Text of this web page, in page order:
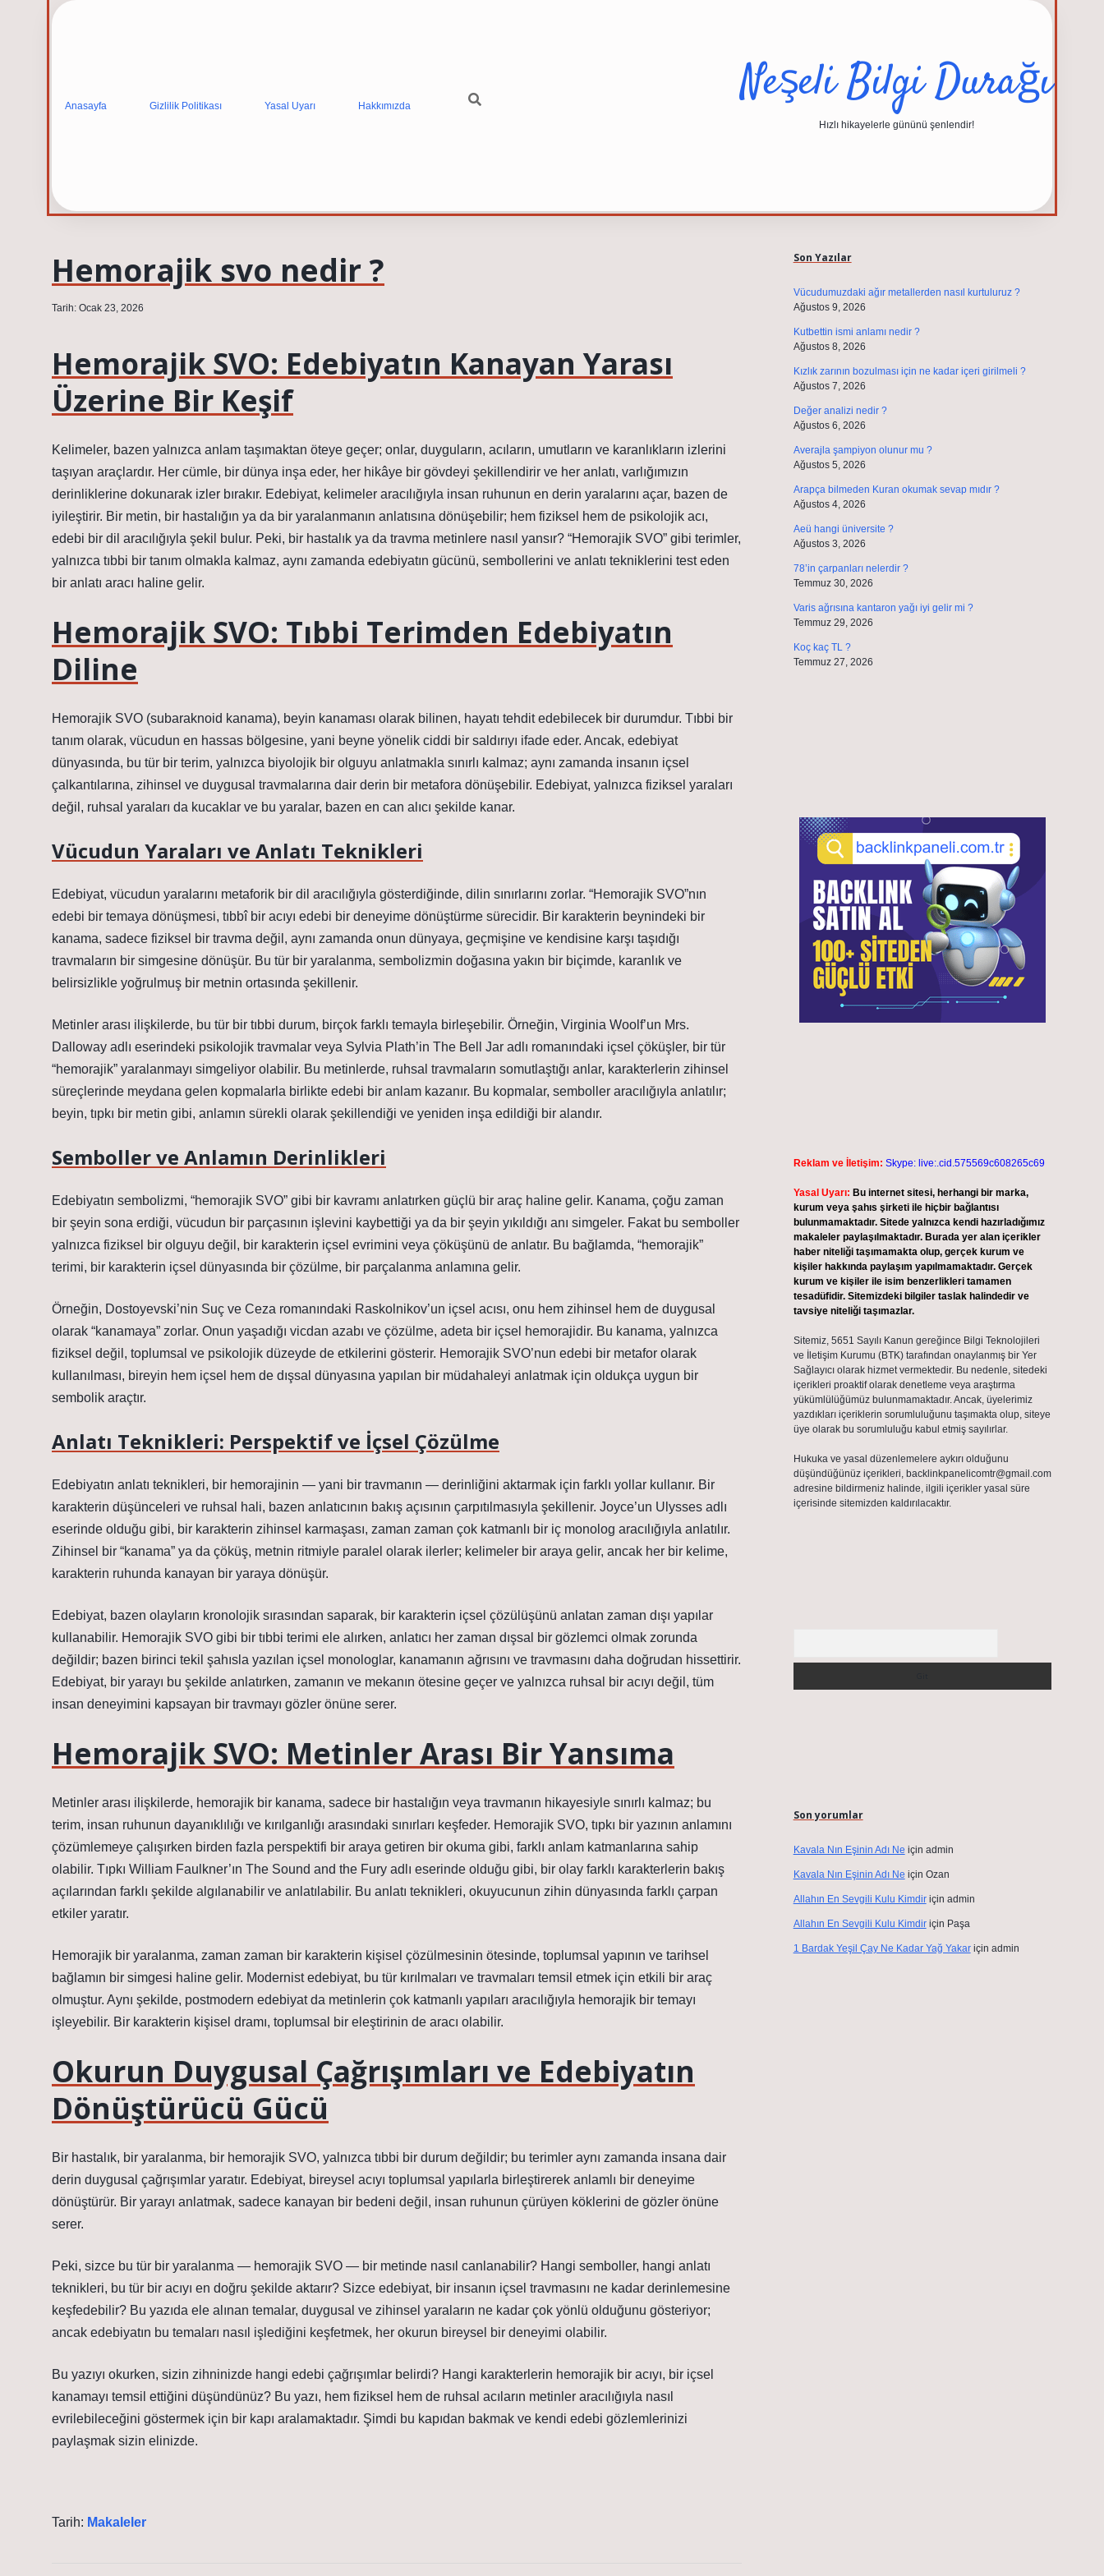
Anasayfa Gizlilik Politikası Yasal Uyarı Hakkımızda Neşeli Bilgi Durağı
Hızlı hikayelerle gününü şenlendir!
Hemorajik svo nedir ?
Tarih: Ocak 23, 2026
Hemorajik SVO: Edebiyatın Kanayan Yarası
Üzerine Bir Keşif
Kelimeler, bazen yalnızca anlam taşımaktan öteye geçer; onlar, duyguların, acıların, umutların ve karanlıkların izlerini
taşıyan araçlardır. Her cümle, bir dünya inşa eder, her hikâye bir gövdeyi şekillendirir ve her anlatı, varlığımızın
derinliklerine dokunarak izler bırakır. Edebiyat, kelimeler aracılığıyla insan ruhunun en derin yaralarını açar, bazen de
iyileştirir. Bir metin, bir hastalığın ya da bir yaralanmanın anlatısına dönüşebilir; hem fiziksel hem de psikolojik acı,
edebi bir dil aracılığıyla şekil bulur. Peki, bir hastalık ya da travma metinlere nasıl yansır? “Hemorajik SVO” gibi terimler,
yalnızca tıbbi bir tanım olmakla kalmaz, aynı zamanda edebiyatın gücünü, sembollerini ve anlatı tekniklerini test eden
bir anlatı aracı haline gelir.
Hemorajik SVO: Tıbbi Terimden Edebiyatın
Diline
Hemorajik SVO (subaraknoid kanama), beyin kanaması olarak bilinen, hayatı tehdit edebilecek bir durumdur. Tıbbi bir
tanım olarak, vücudun en hassas bölgesine, yani beyne yönelik ciddi bir saldırıyı ifade eder. Ancak, edebiyat
dünyasında, bu tür bir terim, yalnızca biyolojik bir olguyu anlatmakla sınırlı kalmaz; aynı zamanda insanın içsel
çalkantılarına, zihinsel ve duygusal travmalarına dair derin bir metafora dönüşebilir. Edebiyat, yalnızca fiziksel yaraları
değil, ruhsal yaraları da kucaklar ve bu yaralar, bazen en can alıcı şekilde kanar.
Vücudun Yaraları ve Anlatı Teknikleri
Edebiyat, vücudun yaralarını metaforik bir dil aracılığıyla gösterdiğinde, dilin sınırlarını zorlar. “Hemorajik SVO”nın
edebi bir temaya dönüşmesi, tıbbî bir acıyı edebi bir deneyime dönüştürme sürecidir. Bir karakterin beynindeki bir
kanama, sadece fiziksel bir travma değil, aynı zamanda onun dünyaya, geçmişine ve kendisine karşı taşıdığı
travmaların bir simgesine dönüşür. Bu tür bir yaralanma, sembolizmin doğasına yakın bir biçimde, karanlık ve
belirsizlikle yoğrulmuş bir metnin ortasında şekillenir.
Metinler arası ilişkilerde, bu tür bir tıbbi durum, birçok farklı temayla birleşebilir. Örneğin, Virginia Woolf’un Mrs.
Dalloway adlı eserindeki psikolojik travmalar veya Sylvia Plath’in The Bell Jar adlı romanındaki içsel çöküşler, bir tür
“hemorajik” yaralanmayı simgeliyor olabilir. Bu metinlerde, ruhsal travmaların somutlaştığı anlar, karakterlerin zihinsel
süreçlerinde meydana gelen kopmalarla birlikte edebi bir anlam kazanır. Bu kopmalar, semboller aracılığıyla anlatılır;
beyin, tıpkı bir metin gibi, anlamın sürekli olarak şekillendiği ve yeniden inşa edildiği bir alandır.
Semboller ve Anlamın Derinlikleri
Edebiyatın sembolizmi, “hemorajik SVO” gibi bir kavramı anlatırken güçlü bir araç haline gelir. Kanama, çoğu zaman
bir şeyin sona erdiği, vücudun bir parçasının işlevini kaybettiği ya da bir şeyin yıkıldığı anı simgeler. Fakat bu semboller
yalnızca fiziksel bir olguyu değil, bir karakterin içsel evrimini veya çöküşünü de anlatır. Bu bağlamda, “hemorajik”
terimi, bir karakterin içsel dünyasında bir çözülme, bir parçalanma anlamına gelir.
Örneğin, Dostoyevski’nin Suç ve Ceza romanındaki Raskolnikov’un içsel acısı, onu hem zihinsel hem de duygusal
olarak “kanamaya” zorlar. Onun yaşadığı vicdan azabı ve çözülme, adeta bir içsel hemorajidir. Bu kanama, yalnızca
fiziksel değil, toplumsal ve psikolojik düzeyde de etkilerini gösterir. Hemorajik SVO’nun edebi bir metafor olarak
kullanılması, bireyin hem içsel hem de dışsal dünyasına yapılan bir müdahaleyi anlatmak için oldukça uygun bir
sembolik araçtır.
Anlatı Teknikleri: Perspektif ve İçsel Çözülme
Edebiyatın anlatı teknikleri, bir hemorajinin — yani bir travmanın — derinliğini aktarmak için farklı yollar kullanır. Bir
karakterin düşünceleri ve ruhsal hali, bazen anlatıcının bakış açısının çarpıtılmasıyla şekillenir. Joyce’un Ulysses adlı
eserinde olduğu gibi, bir karakterin zihinsel karmaşası, zaman zaman çok katmanlı bir iç monolog aracılığıyla anlatılır.
Zihinsel bir “kanama” ya da çöküş, metnin ritmiyle paralel olarak ilerler; kelimeler bir araya gelir, ancak her bir kelime,
karakterin ruhunda kanayan bir yaraya dönüşür.
Edebiyat, bazen olayların kronolojik sırasından saparak, bir karakterin içsel çözülüşünü anlatan zaman dışı yapılar
kullanabilir. Hemorajik SVO gibi bir tıbbi terimi ele alırken, anlatıcı her zaman dışsal bir gözlemci olmak zorunda
değildir; bazen birinci tekil şahısla yazılan içsel monologlar, kanamanın ağrısını ve travmasını daha doğrudan hissettirir.
Edebiyat, bir yarayı bu şekilde anlatırken, zamanın ve mekanın ötesine geçer ve yalnızca ruhsal bir acıyı değil, tüm
insan deneyimini kapsayan bir travmayı gözler önüne serer.
Hemorajik SVO: Metinler Arası Bir Yansıma
Metinler arası ilişkilerde, hemorajik bir kanama, sadece bir hastalığın veya travmanın hikayesiyle sınırlı kalmaz; bu
terim, insan ruhunun dayanıklılığı ve kırılganlığı arasındaki sınırları keşfeder. Hemorajik SVO, tıpkı bir yazının anlamını
çözümlemeye çalışırken birden fazla perspektifi bir araya getiren bir okuma gibi, farklı anlam katmanlarına sahip
olabilir. Tıpkı William Faulkner’ın The Sound and the Fury adlı eserinde olduğu gibi, bir olay farklı karakterlerin bakış
açılarından farklı şekilde algılanabilir ve anlatılabilir. Bu anlatı teknikleri, okuyucunun zihin dünyasında farklı çarpan
etkiler yaratır.
Hemorajik bir yaralanma, zaman zaman bir karakterin kişisel çözülmesinin ötesinde, toplumsal yapının ve tarihsel
bağlamın bir simgesi haline gelir. Modernist edebiyat, bu tür kırılmaları ve travmaları temsil etmek için etkili bir araç
olmuştur. Aynı şekilde, postmodern edebiyat da metinlerin çok katmanlı yapıları aracılığıyla hemorajik bir temayı
işleyebilir. Bir karakterin kişisel dramı, toplumsal bir eleştirinin de aracı olabilir.
Okurun Duygusal Çağrışımları ve Edebiyatın
Dönüştürücü Gücü
Bir hastalık, bir yaralanma, bir hemorajik SVO, yalnızca tıbbi bir durum değildir; bu terimler aynı zamanda insana dair
derin duygusal çağrışımlar yaratır. Edebiyat, bireysel acıyı toplumsal yapılarla birleştirerek anlamlı bir deneyime
dönüştürür. Bir yarayı anlatmak, sadece kanayan bir bedeni değil, insan ruhunun çürüyen köklerini de gözler önüne
serer.
Peki, sizce bu tür bir yaralanma — hemorajik SVO — bir metinde nasıl canlanabilir? Hangi semboller, hangi anlatı
teknikleri, bu tür bir acıyı en doğru şekilde aktarır? Sizce edebiyat, bir insanın içsel travmasını ne kadar derinlemesine
keşfedebilir? Bu yazıda ele alınan temalar, duygusal ve zihinsel yaraların ne kadar çok yönlü olduğunu gösteriyor;
ancak edebiyatın bu temaları nasıl işlediğini keşfetmek, her okurun bireysel bir deneyimi olabilir.
Bu yazıyı okurken, sizin zihninizde hangi edebi çağrışımlar belirdi? Hangi karakterlerin hemorajik bir acıyı, bir içsel
kanamayı temsil ettiğini düşündünüz? Bu yazı, hem fiziksel hem de ruhsal acıların metinler aracılığıyla nasıl
evrilebileceğini göstermek için bir kapı aralamaktadır. Şimdi bu kapıdan bakmak ve kendi edebi gözlemlerinizi
paylaşmak sizin elinizde.
Tarih: Makaleler
Son Yazılar
Vücudumuzdaki ağır metallerden nasıl kurtuluruz ?
Ağustos 9, 2026
Kutbettin ismi anlamı nedir ?
Ağustos 8, 2026
Kızlık zarının bozulması için ne kadar içeri girilmeli ?
Ağustos 7, 2026
Değer analizi nedir ?
Ağustos 6, 2026
Averajla şampiyon olunur mu ?
Ağustos 5, 2026
Arapça bilmeden Kuran okumak sevap mıdır ?
Ağustos 4, 2026
Aeü hangi üniversite ?
Ağustos 3, 2026
78’in çarpanları nelerdir ?
Temmuz 30, 2026
Varis ağrısına kantaron yağı iyi gelir mi ?
Temmuz 29, 2026
Koç kaç TL ?
Temmuz 27, 2026
Reklam ve İletişim: Skype: live:.cid.575569c608265c69
Yasal Uyarı: Bu internet sitesi, herhangi bir marka,
kurum veya şahıs şirketi ile hiçbir bağlantısı
bulunmamaktadır. Sitede yalnızca kendi hazırladığımız
makaleler paylaşılmaktadır. Burada yer alan içerikler
haber niteliği taşımamakta olup, gerçek kurum ve
kişiler hakkında paylaşım yapılmamaktadır. Gerçek
kurum ve kişiler ile isim benzerlikleri tamamen
tesadüfidir. Sitemizdeki bilgiler taslak halindedir ve
tavsiye niteliği taşımazlar.
Sitemiz, 5651 Sayılı Kanun gereğince Bilgi Teknolojileri
ve İletişim Kurumu (BTK) tarafından onaylanmış bir Yer
Sağlayıcı olarak hizmet vermektedir. Bu nedenle, sitedeki
içerikleri proaktif olarak denetleme veya araştırma
yükümlülüğümüz bulunmamaktadır. Ancak, üyelerimiz
yazdıkları içeriklerin sorumluluğunu taşımakta olup, siteye
üye olarak bu sorumluluğu kabul etmiş sayılırlar.
Hukuka ve yasal düzenlemelere aykırı olduğunu
düşündüğünüz içerikleri, backlinkpanelicomtr@gmail.com
adresine bildirmeniz halinde, ilgili içerikler yasal süre
içerisinde sitemizden kaldırılacaktır.
Son yorumlar
Kavala Nın Eşinin Adı Ne için admin
Kavala Nın Eşinin Adı Ne için Ozan
Allahın En Sevgili Kulu Kimdiriçin admin
Allahın En Sevgili Kulu Kimdiriçin Paşa
1 Bardak Yeşil Çay Ne Kadar Yağ Yakariçin admin